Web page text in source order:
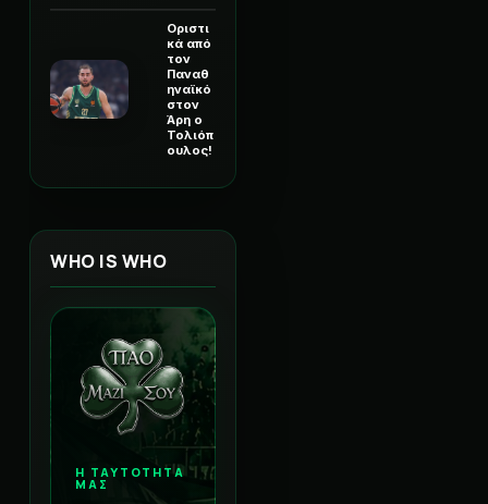
Οριστι
κά από
τον
Παναθ
ηναϊκό
στον
Άρη ο
Τολιόπ
ουλος!
WHO IS WHO
Η ΤΑΥΤΟΤΗΤΑ
ΜΑΣ